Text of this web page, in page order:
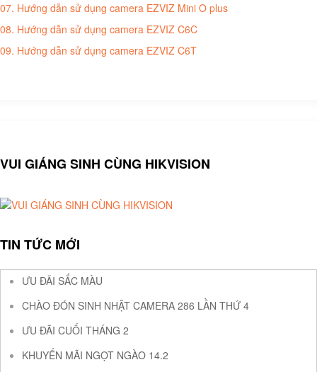
07. Hướng dẫn sử dụng camera EZVIZ Mini O plus
08. Hướng dẫn sử dụng camera EZVIZ C6C
09. Hướng dẫn sử dụng camera EZVIZ C6T
VUI GIÁNG SINH CÙNG HIKVISION
TIN TỨC MỚI
ƯU ĐÃI SẮC MÀU
CHÀO ĐÓN SINH NHẬT CAMERA 286 LẦN THỨ 4
ƯU ĐÃI CUỐI THÁNG 2
KHUYẾN MÃI NGỌT NGÀO 14.2